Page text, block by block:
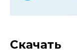
Скачать